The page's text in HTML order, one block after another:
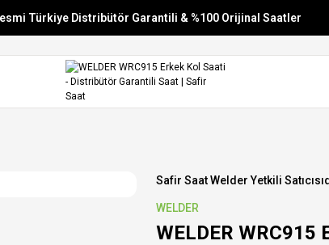
Türkiye Distribütör Garantili & %100 Orijinal Saatler
Vade Farksız 6 Taksit
Aynı Gün Stoktan Gönderim
Safir Saat Welder Yetkili
WELDER
WELDER WRC915